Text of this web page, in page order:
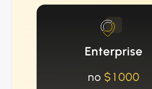
Enterprise
no$1000